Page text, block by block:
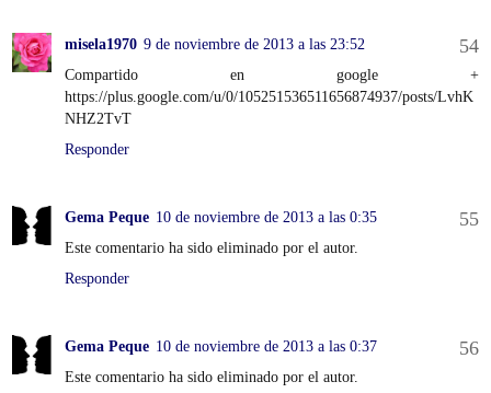
misela1970 9 de noviembre de 2013 a las 23:52
Compartido en google +
https://plus.google.com/u/0/105251536511656874937/posts/LvhK
NHZ2TvT
Responder
Gema Peque 10 de noviembre de 2013 a las 0:35
Este comentario ha sido eliminado por el autor.
Responder
Gema Peque 10 de noviembre de 2013 a las 0:37
Este comentario ha sido eliminado por el autor.